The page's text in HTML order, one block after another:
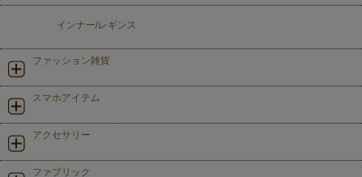
インナー/レギンス
ファッション雑貨
スマホアイテム
アクセサリー
ファブリック